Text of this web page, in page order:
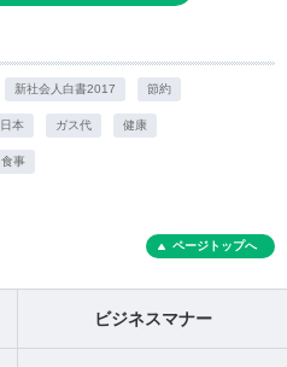
新社会人白書2017 節約
日本 ガス代 健康
食事
ページトップへ
ビジネスマナー